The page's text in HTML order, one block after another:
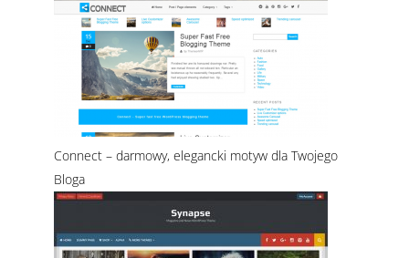
Connect – darmowy, elegancki motyw dla Twojego
Bloga